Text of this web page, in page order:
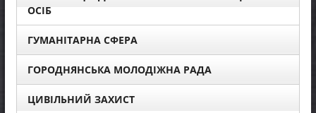
ОСІБ
ГУМАНІТАРНА СФЕРА
ГОРОДНЯНСЬКА МОЛОДІЖНА РАДА
ЦИВІЛЬНИЙ ЗАХИСТ